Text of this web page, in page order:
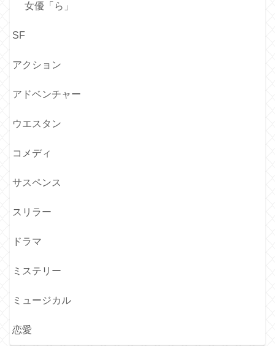
女優「ら」
SF
アクション
アドベンチャー
ウエスタン
コメディ
サスペンス
スリラー
ドラマ
ミステリー
ミュージカル
恋愛